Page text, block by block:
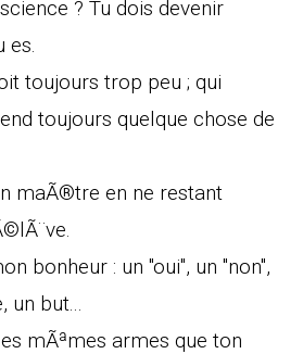
? Tu dois devenir
es.
toujours trop peu ; qui
toujours quelque chose de
maÃ®tre en ne restant
bonheur : un "oui", un "non",
un but...
mÃªmes armes que ton